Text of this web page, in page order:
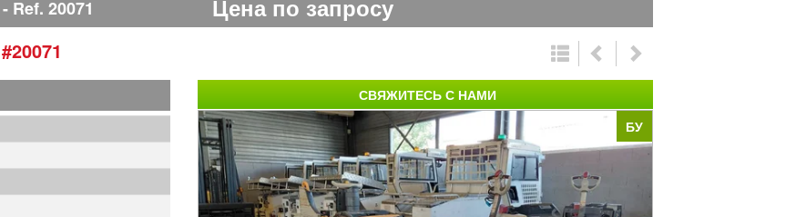
Ref. 20071 Цена по запросу
#20071
БУ
СВЯЖИТЕСЬ С НАМИ